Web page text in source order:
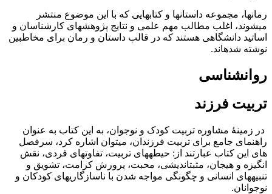
رمان‎ها، مجموعه داستان‎ها و کتاب‏‎هایی که با این موضوع منتشر
می‎شوند، اغلب مطالب مهم علمی و نتایج پژوهش‎های کارشناسان و
اساتید دانشگاهی هستند که در قالب داستان و رمان برای مخاطبین
نوشته شده‎اند.
روان‎شناسی
تربیت فرزند
در زمینۀ مشاوره تربیت کودک و نوجوان، به این کتاب به عنوان
راهنمای جامع برای تربیت فرزندان، می‎توان اشاره کرد، سرفصل
های این کتاب عبارتند از: حیطه‎های تربیت، تفاوت‎های فردی، نقش
انگیزه و هیجان، مثبت‎اندیشی، محبت، پرورش کرامت، تشویق و
تنبیه‎های انسانی و چگونگی مواجه شدن با ناسازگاری‎های کودکان و
نوجوانان.